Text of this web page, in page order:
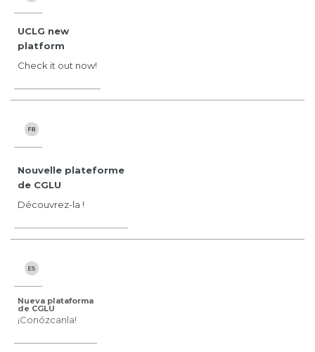
UCLG new
platform
Check it out now!
Nouvelle plateforme
de CGLU
Découvrez-la !
Nueva plataforma
de CGLU
¡Conózcanla!